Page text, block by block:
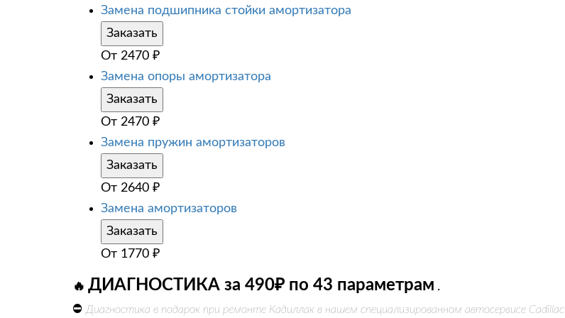
Замена подшипника стойки амортизатора
Заказать
От 2470 ₽
Замена опоры амортизатора
Заказать
От 2470 ₽
Замена пружин амортизаторов
Заказать
От 2640 ₽
Замена амортизаторов
Заказать
От 1770 ₽
🔥 ДИАГНОСТИКА за 490₽ по 43 параметрам .
⛔ Диагностика в подарок при ремонте Кадиллак в нашем специализированном автосервисе Cadillac